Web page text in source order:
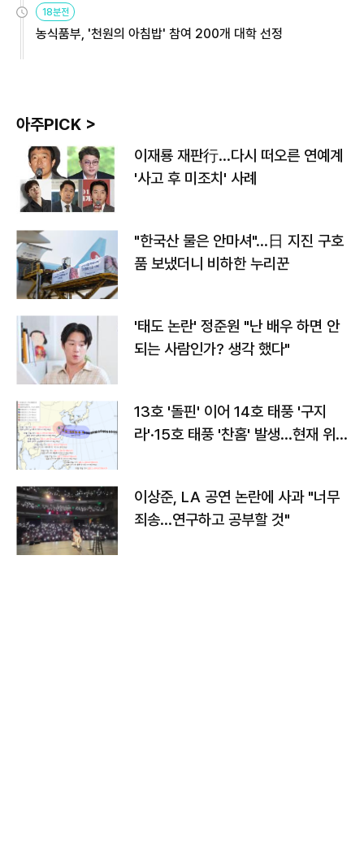
18분전
농식품부, '천원의 아침밥' 참여 200개 대학 선정
아주PICK >
이재룡 재판行…다시 떠오른 연예계
'사고 후 미조치' 사례
"한국산 물은 안마셔"…日 지진 구호
품 보냈더니 비하한 누리꾼
'태도 논란' 정준원 "난 배우 하면 안
되는 사람인가? 생각 했다"
13호 '돌핀' 이어 14호 태풍 '구지
라'·15호 태풍 '찬홈' 발생…현재 위
이상준, LA 공연 논란에 사과 "너무
죄송…연구하고 공부할 것"